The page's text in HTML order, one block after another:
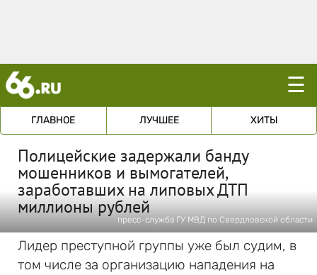
☰
ГЛАВНОЕ ЛУЧШЕЕ ХИТЫ
Полицейские задержали банду
мошенников и вымогателей,
заработавших на липовых ДТП
миллионы рублей
пресс-служба ГУ МВД по Свердловской области
Лидер преступной группы уже был судим, в
том числе за организацию нападения на